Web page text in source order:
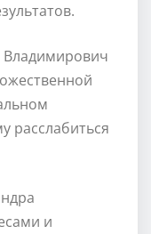
Владимирович
расслабиться
и